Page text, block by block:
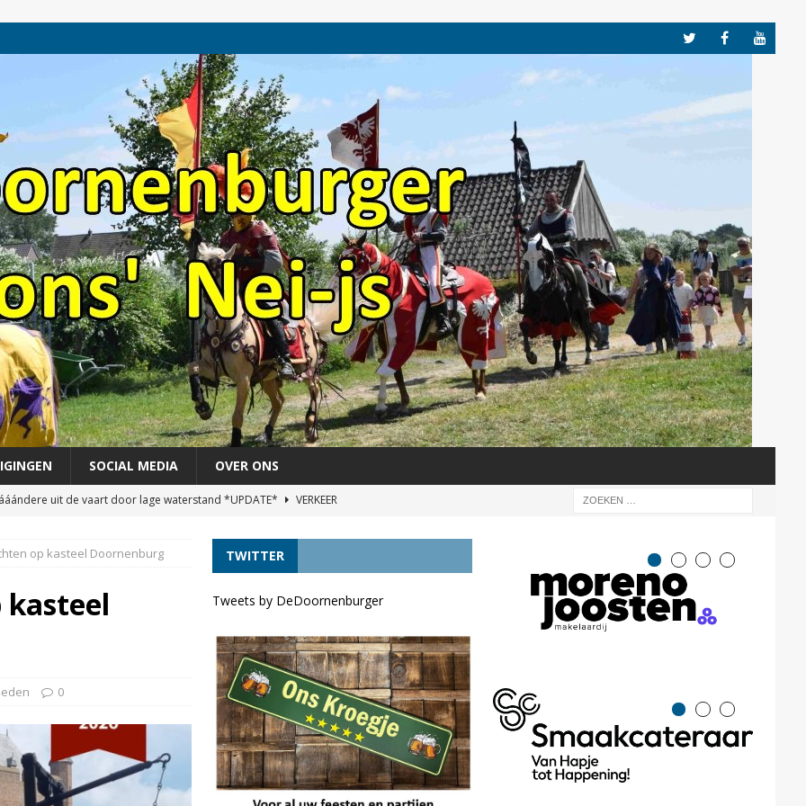
SOCIAL MEDIA OVER ONS
uit de vaart door lage waterstand *UPDATE*
VERKEER
uit de vaart door lage waterstand
VERKEER
VRINDJE
op zondag 30 augustus
op kasteel Doornenburg
kasteel
0
TWITTER
Tweets by DeDoornenburger